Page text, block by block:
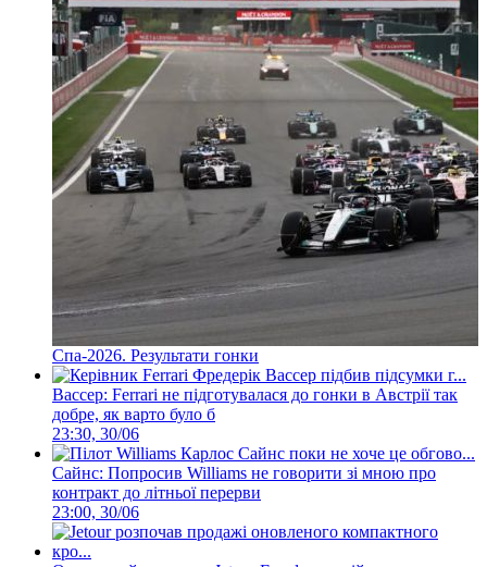
Спа-2026. Результати гонки
Вассер: Ferrari не підготувалася до гонки в Австрії так
добре, як варто було б
23:30, 30/06
Сайнс: Попросив Williams не говорити зі мною про
контракт до літньої перерви
23:00, 30/06